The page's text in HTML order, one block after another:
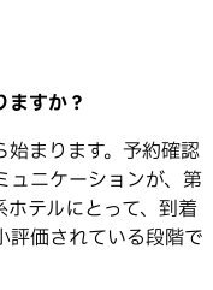
すか？
まります。予約確認
ュニケーションが、第
テルにとって、到着
評価されている段階で